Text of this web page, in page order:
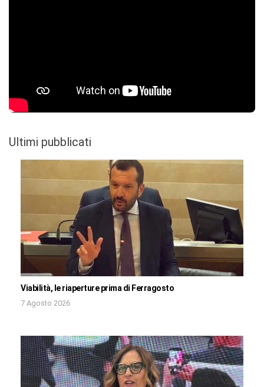
Ultimi pubblicati
Viabilità, le riaperture prima di Ferragosto
7 Agosto 2026